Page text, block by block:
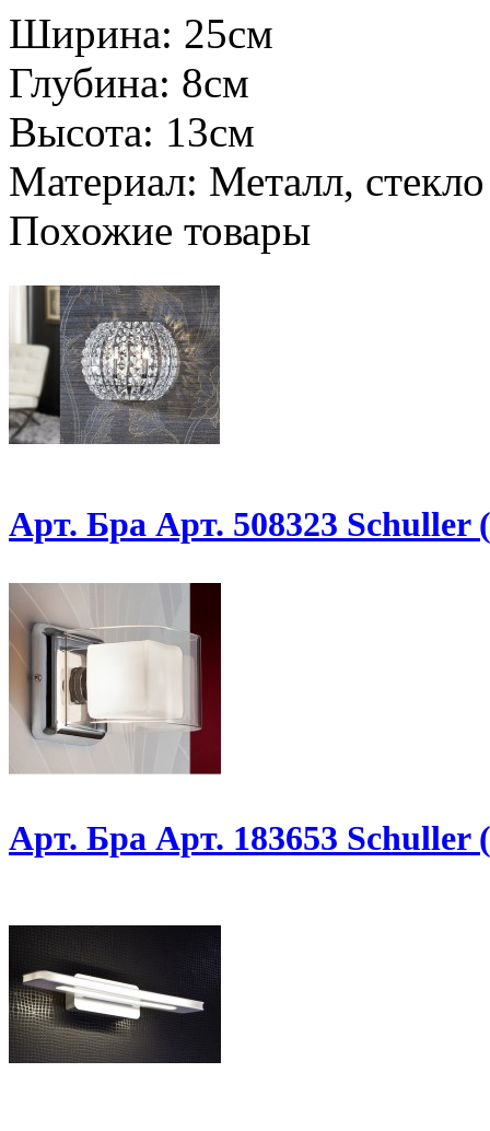
Ширина: 25см
Глубина: 8см
Высота: 13см
Материал: Металл, стекло
Похожие товары
Арт. Бра Арт. 508323 Schuller
Арт. Бра Арт. 183653 Schuller